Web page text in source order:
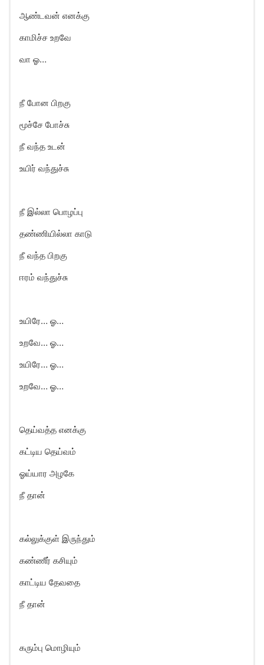
ஆண்டவன் எனக்கு
காமிச்ச உறவே
வா ஓ…
நீ போன பிறகு
மூச்சே போச்சு
நீ வந்த உடன்
உயிர் வந்துச்சு
நீ இல்லா பொழப்பு
தண்ணியில்லா காடு
நீ வந்த பிறகு
ஈரம் வந்துச்சு
உயிரே… ஓ…
உறவே… ஓ…
உயிரே… ஓ…
உறவே… ஓ…
தெய்வத்த எனக்கு
கட்டிய தெய்வம்
ஓய்யார அழகே
நீ தான்
கல்லுக்குள் இருந்தும்
கண்ணீர் கசியும்
காட்டிய தேவதை
நீ தான்
கரும்பு மொழியும்